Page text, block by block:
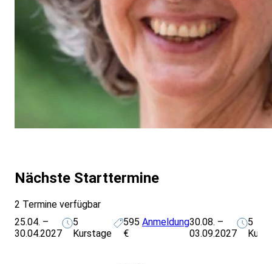
Nächste Starttermine
2 Termine verfügbar
25.04. –
30.04.2027
5
Kurstage
595
€
Anmeldung30.08. –
03.09.2027
5